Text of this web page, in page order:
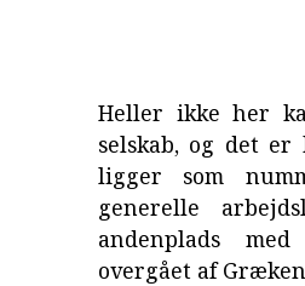
Heller ikke her
selskab, og det
ligger som
generelle
andenplads
overgået af